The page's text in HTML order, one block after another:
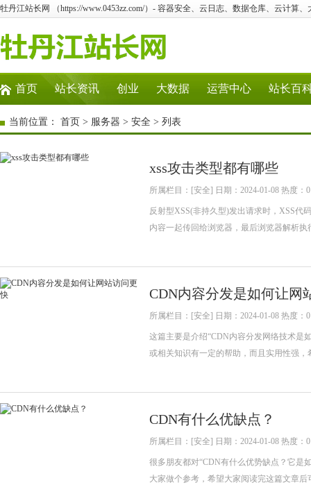
牡丹江站长网 （https://www.0453zz.com/）- 容器安全、云日志、数据仓库、云计算、
首页 站长资讯 创业 大数据 运营中心 站长百
当前位置： 首页 > 服务器 > 安全 > 列表
xss攻击类型都有哪些
所属栏目：[安全] 日期：2024-01-08 热度：0
反射型XSS(非持久型)发出请求时，XSS代
内容一起传回给浏览器，最后浏览器解析
CDN内容分发是如何让网
所属栏目：[安全] 日期：2024-01-08 热度：0
这篇主要是介绍“CDN内容分发网络技术是
或相关知识有一定的帮助，而且实用性强，
CDN有什么优缺点？
所属栏目：[安全] 日期：2024-01-08 热度：0
很多朋友都对“CDN有什么优势缺点？它是
大家做个参考，希望大家阅读完这篇文章后